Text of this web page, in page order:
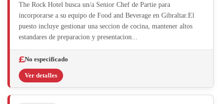
The Rock Hotel busca un/a Senior Chef de Partie para
incorporarse a su equipo de Food and Beverage en Gibraltar.El
puesto incluye gestionar una seccion de cocina, mantener altos
estandares de preparacion y presentacion...
No especificado
Ver detalles